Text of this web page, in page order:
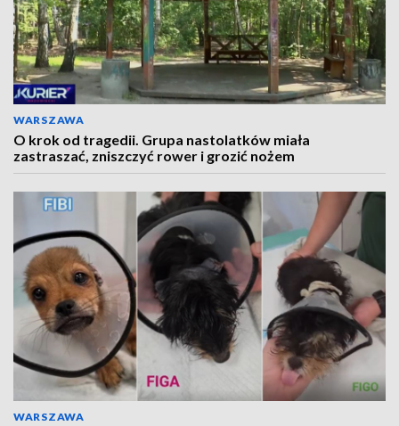
WARSZAWA
O krok od tragedii. Grupa nastolatków miała
zastraszać, zniszczyć rower i grozić nożem
WARSZAWA